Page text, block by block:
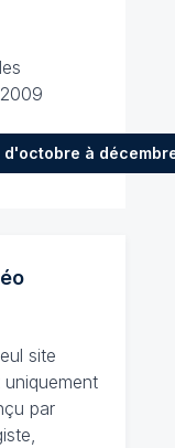
d'octobre à
site
par